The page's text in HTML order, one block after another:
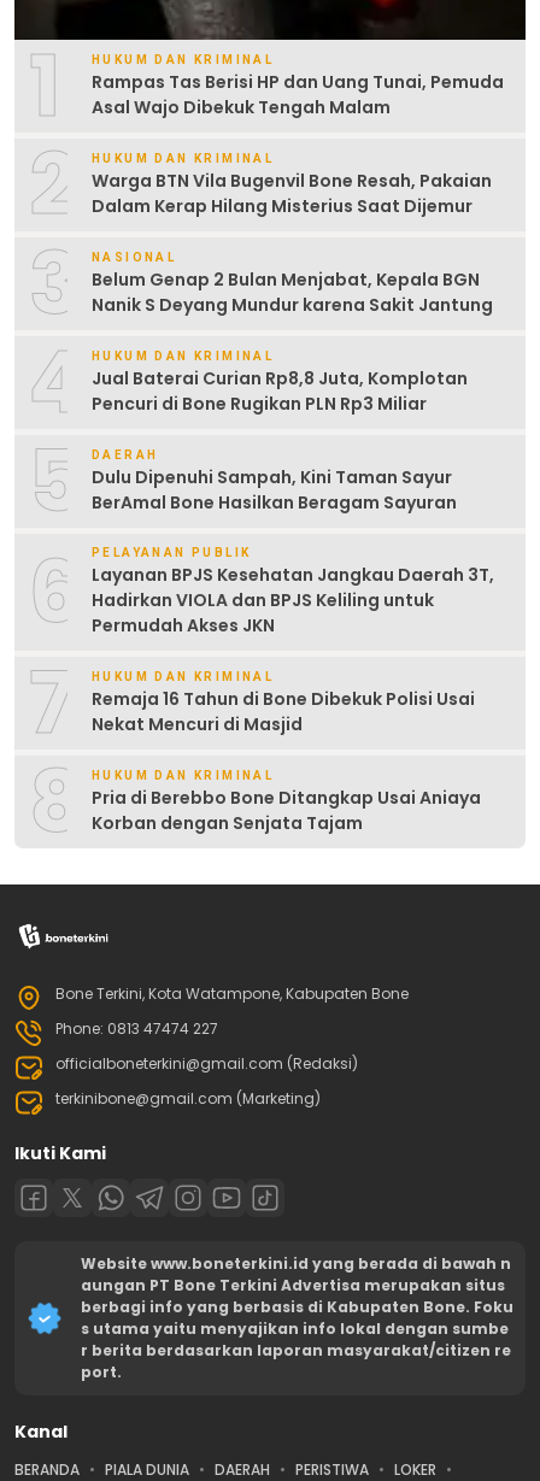
1 HUKUM DAN KRIMINAL
Rampas Tas Berisi HP dan Uang Tunai, Pemuda
Asal Wajo Dibekuk Tengah Malam
2 HUKUM DAN KRIMINAL
Warga BTN Vila Bugenvil Bone Resah, Pakaian
Dalam Kerap Hilang Misterius Saat Dijemur
3 NASIONAL
Belum Genap 2 Bulan Menjabat, Kepala BGN
Nanik S Deyang Mundur karena Sakit Jantung
4 HUKUM DAN KRIMINAL
Jual Baterai Curian Rp8,8 Juta, Komplotan
Pencuri di Bone Rugikan PLN Rp3 Miliar
5 DAERAH
Dulu Dipenuhi Sampah, Kini Taman Sayur
BerAmal Bone Hasilkan Beragam Sayuran
6 PELAYANAN PUBLIK
Layanan BPJS Kesehatan Jangkau Daerah 3T,
Hadirkan VIOLA dan BPJS Keliling untuk
Permudah Akses JKN
7 HUKUM DAN KRIMINAL
Remaja 16 Tahun di Bone Dibekuk Polisi Usai
Nekat Mencuri di Masjid
8 HUKUM DAN KRIMINAL
Pria di Berebbo Bone Ditangkap Usai Aniaya
Korban dengan Senjata Tajam
Bone Terkini, Kota Watampone, Kabupaten Bone
Phone: 0813 47474 227
officialboneterkini@gmail.com (Redaksi)
terkinibone@gmail.com (Marketing)
Ikuti Kami
Website www.boneterkini.id yang berada di bawah n
aungan PT Bone Terkini Advertisa merupakan situs
berbagi info yang berbasis di Kabupaten Bone. Foku
s utama yaitu menyajikan info lokal dengan sumbe
r berita berdasarkan laporan masyarakat/citizen re
port.
Kanal
BERANDA PIALA DUNIA DAERAH PERISTIWA LOKER